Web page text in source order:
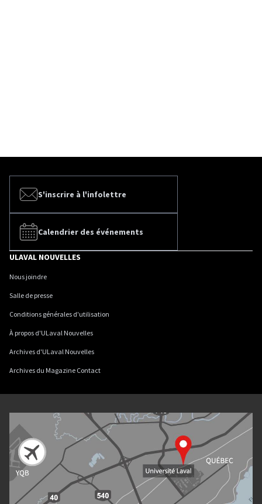
S'inscrire à l'infolettre
Calendrier des événements
ULAVAL NOUVELLES
Nous joindre
Salle de presse
Conditions générales d'utilisation
À propos d'ULaval Nouvelles
Archives d'ULaval Nouvelles
Archives du Magazine Contact